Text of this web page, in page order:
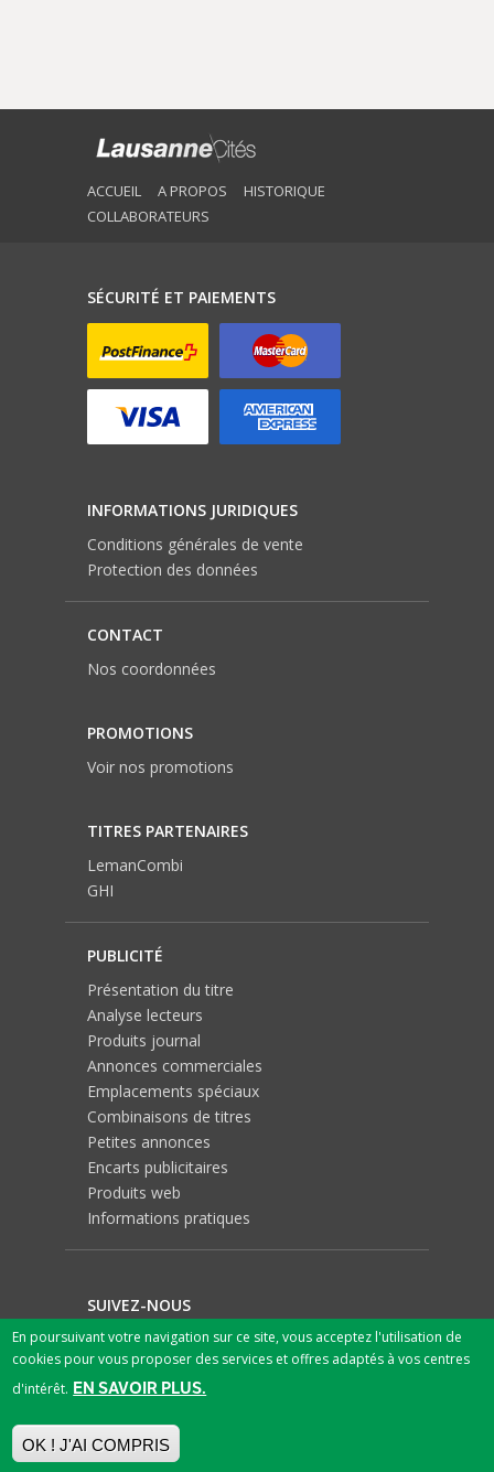
ACCUEIL A PROPOS
HISTORIQUE
COLLABORATEURS
SÉCURITÉ ET PAIEMENTS
INFORMATIONS JURIDIQUES
Conditions générales de vente
Protection des données
CONTACT
Nos coordonnées
PROMOTIONS
Voir nos promotions
TITRES PARTENAIRES
LemanCombi
GHI
PUBLICITÉ
Présentation du titre
Analyse lecteurs
Produits journal
Annonces commerciales
Emplacements spéciaux
Combinaisons de titres
Petites annonces
Encarts publicitaires
Produits web
Informations pratiques
SUIVEZ-NOUS
En poursuivant votre navigation sur ce site, vous acceptez l'utilisation de
cookies pour vous proposer des services et offres adaptés à vos centres
d'intérêt. EN SAVOIR PLUS.
OK ! J'AI COMPRIS